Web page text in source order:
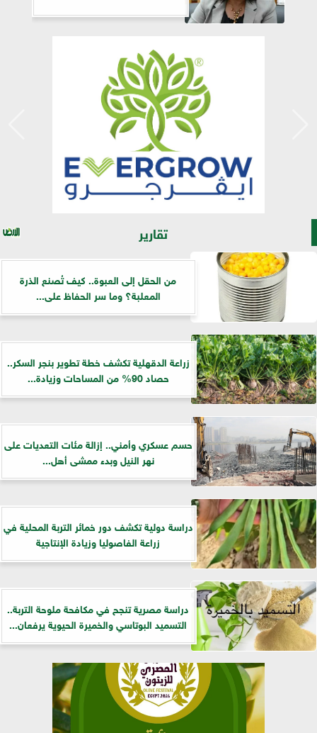
تقارير
من الحقل إلى العبوة.. كيف تُصنع الذرة
المعلبة؟ وما سر الحفاظ على...
زراعة الدقهلية تكشف خطة تطوير بنجر السكر..
حصاد 90% من المساحات وزيادة...
حسم عسكري وأمني.. إزالة مئات التعديات على
نهر النيل وبدء ممشى أهل...
دراسة دولية تكشف دور خمائر التربة المحلية في
زراعة الفاصوليا وزيادة الإنتاجية
دراسة مصرية تنجح في مكافحة ملوحة التربة..
التسميد البوتاسي والخميرة الحيوية يرفعان...